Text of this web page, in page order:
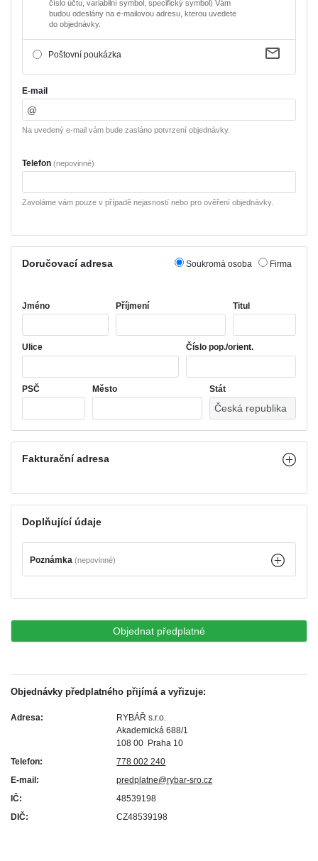
číslo účtu, variabilní symbol, specifický symbol) Vám
budou odeslány na e-mailovou adresu, kterou uvedete
do objednávky.
Poštovní poukázka
E-mail
Na uvedený e-mail vám bude zasláno potvrzení objednávky.
Telefon (nepovinné)
Zavoláme vám pouze v případě nejasností nebo pro ověření objednávky.
Doručovací adresa Soukromá osoba Firma
Jméno Příjmení Titul
Ulice Číslo pop./orient.
PSČ Město Stát
Fakturační adresa
Doplňující údaje
Poznámka (nepovinné)
Objednávky předplatného přijímá a vyřizuje:
Adresa:
RYBÁŘ s.r.o.
Akademická 688/1
108 00 Praha 10
Telefon:
778 002 240
E-mail:
predplatne@rybar-sro.cz
IČ:
48539198
DIČ:
CZ48539198